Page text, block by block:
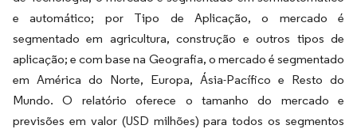
e automático; por Tipo de Aplicação, o mercado é
segmentado em agricultura, construção e outros tipos de
aplicação; e com base na Geografia, o mercado é segmentado
em América do Norte, Europa, Ásia-Pacífico e Resto do
Mundo. O relatório oferece o tamanho do mercado e
previsões em valor (USD milhões) para todos os segmentos